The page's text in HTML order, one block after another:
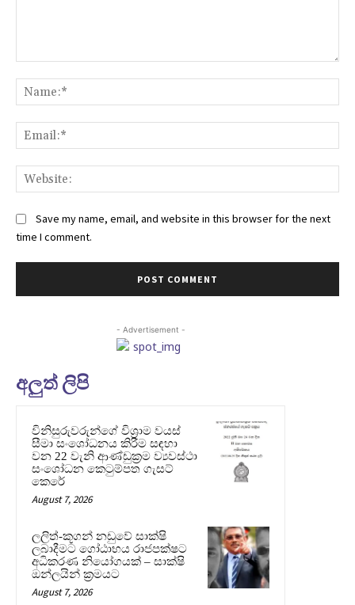
Save my name, email, and website in this browser for the next
time I comment.
- Advertisement -
අලුත් ලිපි
විනිසුරුවරුන්ගේ විශ්‍රාම වයස්
සීමා සංශෝධනය කිරීම සඳහා
වන 22 වැනි ආණ්ඩුක්‍රම ව්‍යවස්ථා
සංශෝධන කෙටුම්පත ගැසට්
කෙරේ
August 7, 2026
ලලිත්-කූගන් නඩුවේ සාක්ෂි
ලබාදීමට ගෝඨාභය රාජපක්ෂට
අධිකරණ නියෝගයක් – සාක්ෂි
ඔන්ලයින් ක්‍රමයට
August 7, 2026